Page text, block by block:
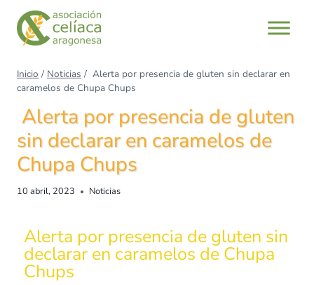
Inicio / Noticias / Alerta por presencia de gluten sin declarar en
caramelos de Chupa Chups
Alerta por presencia de gluten
sin declarar en caramelos de
Chupa Chups
10 abril, 2023 Noticias
Alerta por presencia de gluten sin
declarar en caramelos de Chupa
Chups